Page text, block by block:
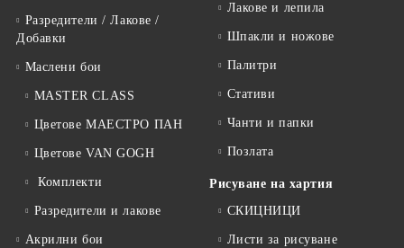
Разредители / Лакове /
Добавки
Маслени бои
MASTER CLASS
Цветове МАЕСТРО ПАН
Цветове VAN GOGH
Комплекти
Разредители и лакове
Акрилни бои
Лакове и лепила
Шпакли и ножове
Палитри
Стативи
Чанти и папки
Позлата
Рисуване на хартия
СКИЦНИЦИ
Листи за рисуване